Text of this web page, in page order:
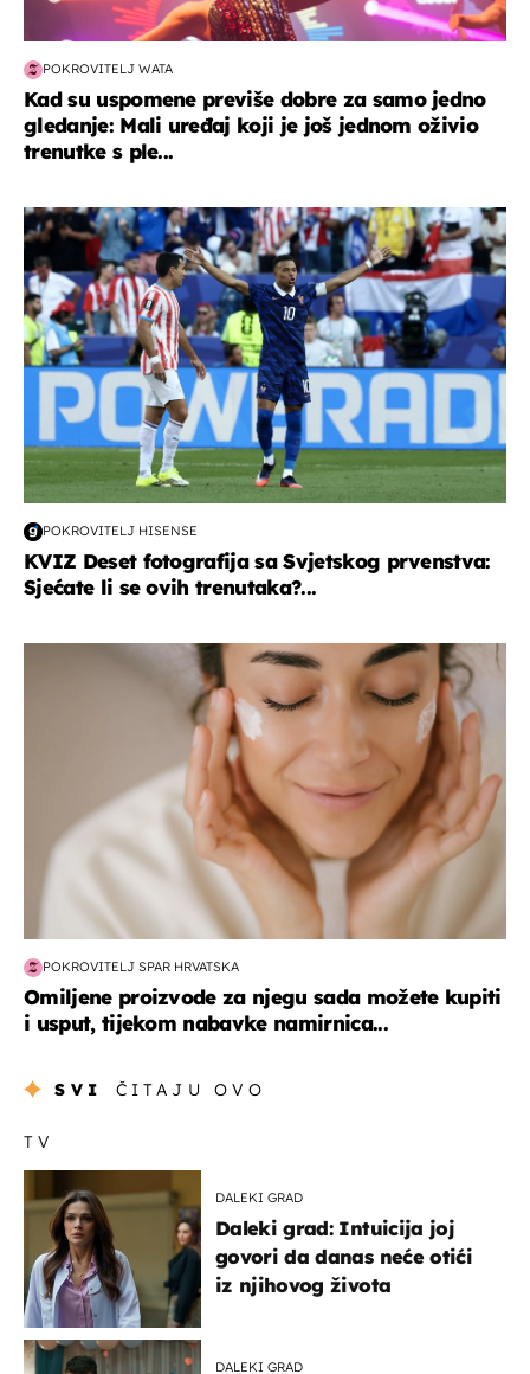
POKROVITELJ WATA
Kad su uspomene previše dobre za samo jedno
gledanje: Mali uređaj koji je još jednom oživio
trenutke s ple...
svjetsko prvenstvo 2026
POKROVITELJ HISENSE
KVIZ Deset fotografija sa Svjetskog prvenstva:
Sjećate li se ovih trenutaka?...
moda & ljepota
POKROVITELJ SPAR HRVATSKA
Omiljene proizvode za njegu sada možete kupiti
i usput, tijekom nabavke namirnica...
SVI ČITAJU OVO
TV
DALEKI GRAD
Daleki grad: Intuicija joj
govori da danas neće otići
iz njihovog života
DALEKI GRAD